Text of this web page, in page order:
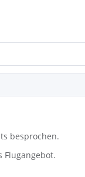
besprochen.